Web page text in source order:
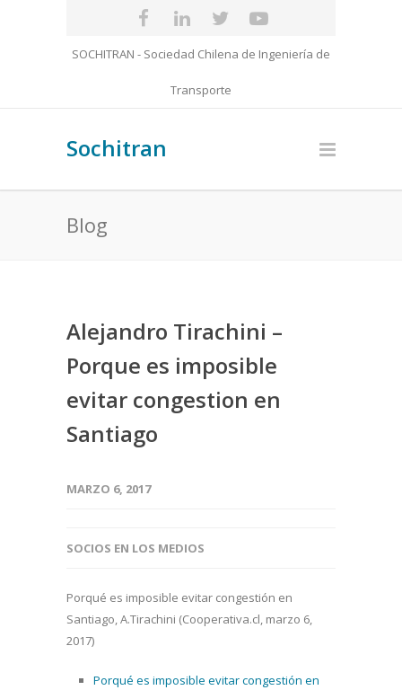
SOCHITRAN - Sociedad Chilena de Ingeniería de
Transporte
Sochitran
Blog
Alejandro Tirachini –
Porque es imposible
evitar congestion en
Santiago
MARZO 6, 2017
SOCIOS EN LOS MEDIOS
Porqué es imposible evitar congestión en
Santiago, A.Tirachini (Cooperativa.cl, marzo 6,
2017)
Porqué es imposible evitar congestión en